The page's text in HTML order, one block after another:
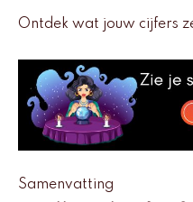
Ontdek wat jouw cijfers
Samenvatting